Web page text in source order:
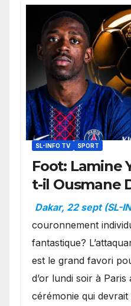
SL-INFO TV SPORT
Foot: Lamine
t-il Ousmane
Ballon d’or ?
Dakar, 22 sept (SL-
couronnement
fantastique?
est le grand favori
d’or lundi soir à Paris
cérémonie qui